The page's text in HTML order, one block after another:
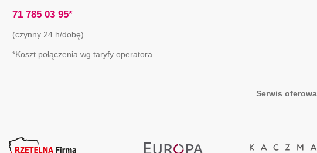
71 785 03 95*
(czynny 24 h/dobę)
*Koszt połączenia wg taryfy operatora
Serwis